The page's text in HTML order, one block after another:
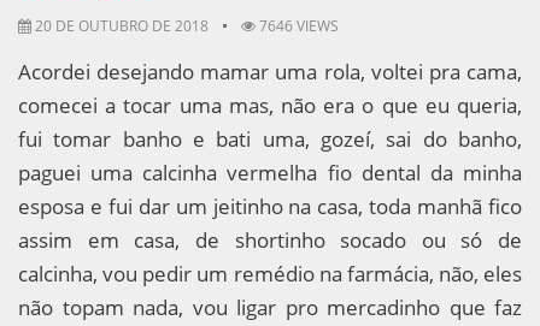
20 DE OUTUBRO DE 2018 7646 VIEWS
Acordei desejando mamar uma rola, voltei pra cama,
comecei a tocar uma mas, não era o que eu queria,
fui tomar banho e bati uma, gozeí, sai do banho,
paguei uma calcinha vermelha fio dental da minha
esposa e fui dar um jeitinho na casa, toda manhã fico
assim em casa, de shortinho socado ou só de
calcinha, vou pedir um remédio na farmácia, não, eles
não topam nada, vou ligar pro mercadinho que faz